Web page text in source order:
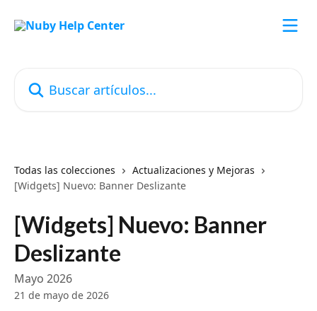
Todas las colecciones
Actualizaciones y Mejoras
[Widgets] Nuevo: Banner Deslizante
[Widgets] Nuevo: Banner
Deslizante
Mayo 2026
21 de mayo de 2026